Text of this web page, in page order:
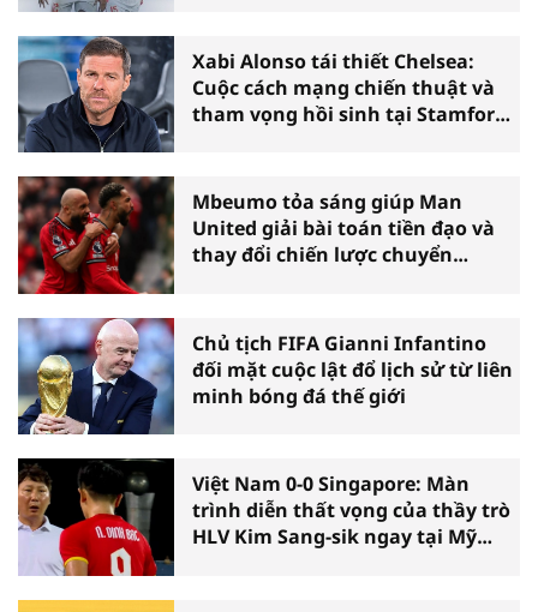
Xabi Alonso tái thiết Chelsea:
Cuộc cách mạng chiến thuật và
tham vọng hồi sinh tại Stamford
Mbeumo tỏa sáng giúp Man
United giải bài toán tiền đạo và
thay đổi chiến lược chuyển
Chủ tịch FIFA Gianni Infantino
đối mặt cuộc lật đổ lịch sử từ liên
minh bóng đá thế giới
Việt Nam 0-0 Singapore: Màn
trình diễn thất vọng của thầy trò
HLV Kim Sang-sik ngay tại Mỹ